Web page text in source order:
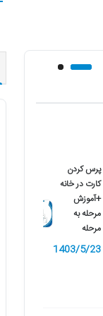
پرس کردن
کارت در خانه
+آموزش
مرحله به
مرحله
1403/5/23